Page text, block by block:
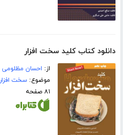
دانلود کتاب کلید سخت افزار
از: احسان مظلومی
موضوع:سخت افزار
۸۱ صفحه